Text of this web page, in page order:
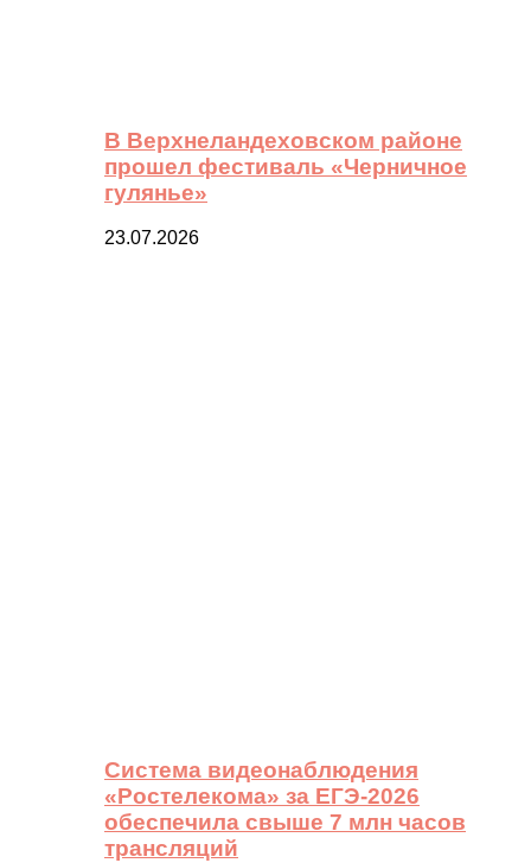
В Верхнеландеховском районе
прошел фестиваль «Черничное
гулянье»
23.07.2026
Система видеонаблюдения
«Ростелекома» за ЕГЭ-2026
обеспечила свыше 7 млн часов
трансляций